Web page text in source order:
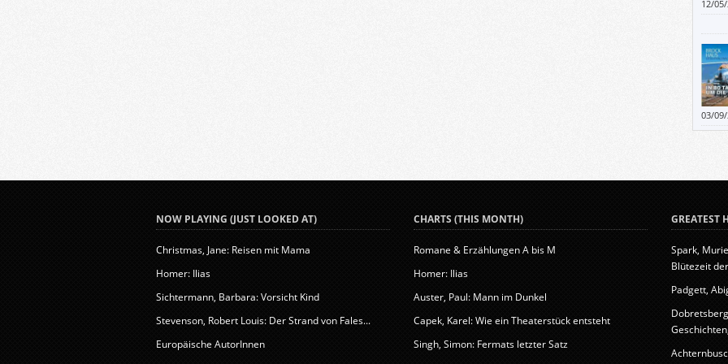
12/
03/
NOW PLAYING (JUST LOOKED AT)
Christmas, Jane: Reisen mit Mama
Homer: Ilias
Sichtermann, Barbara: Vorsicht Kind
Stevenson, Robert Louis: Der Strand von Fales...
Europäische AutorInnen
CHARTS (THIS MONTH)
Romane & Erzählungen A bis M
Homer: Ilias
Auster, Paul: Mann im Dunkel
Capek, Karel: Wie ein Theaterstück entsteht
Singh, Simon: Fermats letzter Satz
GREATEST
Spark,
Blütezeit
Padgett,